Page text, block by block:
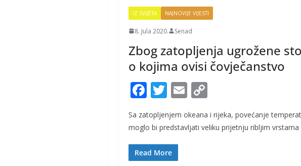
IZ SVIJETA NAJNOVIJE VIJESTI
8. Jula 2020. Senad
Zbog zatopljenja ugrožene
o kojima ovisi čovječanstvo
F
ac
e
b
o
T
itt
er
E
m
ai
l
p
Sa zatopljenjem okeana i rijeka, povećanje
moglo bi predstavljati veliku prijetnju ribljim vrstama
Read More